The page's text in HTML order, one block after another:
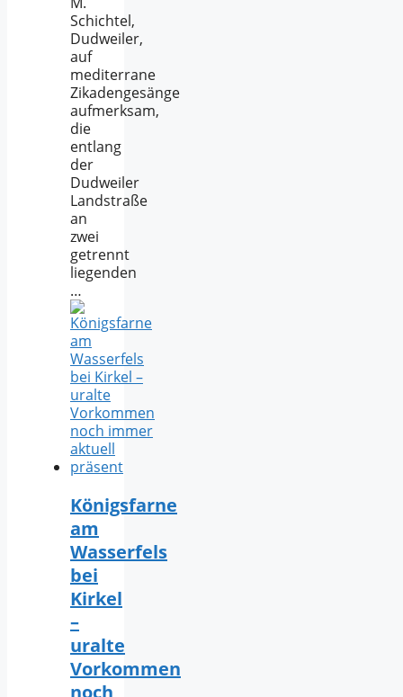
Schichtel,
Dudweiler,
auf
mediterrane
Zikadengesänge
aufmerksam,
die
entlang
der
Dudweiler
Landstraße
an
zwei
getrennt
liegenden
…
Königsfarne
am
Wasserfels
bei
Kirkel
–
uralte
Vorkommen
noch